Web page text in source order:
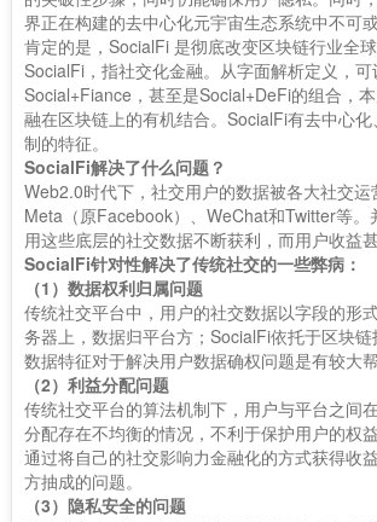
界正在构建的去中心化元宇宙生态系统中不可
肯定的是，SocialFi 是彻底改变区块链行业全球
SocialFi，指社交化金融。从字面解析定义，可
Social+Fiance，甚至是Social+DeFi的组合，
融在区块链上的有机结合。SocialFi有去中心
制的特征。
SocialFi解决了什么问题？
Web2.0时代下，社交用户的数据被各大社交运
Meta（原Facebook）、WeChat和Twitter等。
用这些底层的社交数据不断获利，而用户收益甚
SocialFi针对性解决了传统社交的一些弊病：
（1）数据权利归属问题
传统社交平台中，用户的社交数据以字段的形
务器上，数据归平台方；SocialFi依托于区块
数据特征对于解决用户数据确权问题是有较大帮
（2）利益分配问题
传统社交平台的算法机制下，用户与平台之间
分配存在不均衡的情况，不利于保护用户的权
通过将自己的社交影响力金融化的方式获得收
方抽成的问题。
（3）隐私安全的问题